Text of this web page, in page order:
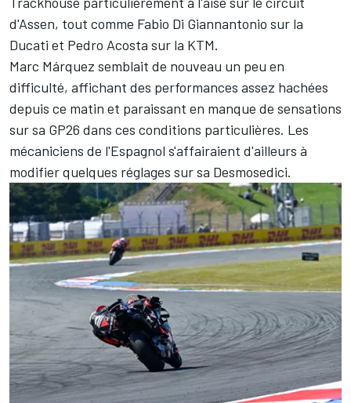
d'Assen, tout comme Fabio Di Giannantonio sur la
Ducati et Pedro Acosta sur la KTM.
Marc Márquez semblait de nouveau un peu en
difficulté, affichant des performances assez hachées
depuis ce matin et paraissant en manque de sensations
sur sa GP26 dans ces conditions particulières. Les
mécaniciens de l'Espagnol s'affairaient d'ailleurs à
modifier quelques réglages sur sa Desmosedici.